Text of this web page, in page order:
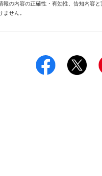
の内容の正確性・有効性、告知内容
せん。